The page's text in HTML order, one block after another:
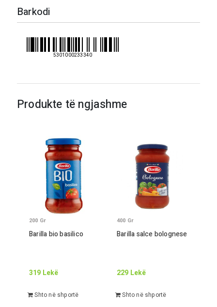
680gr
Barkodi
5301000233340
Produkte të ngjashme
Barilla bio basilico
200 Gr
319 Lekë
Shto në shportë
Barilla salce bolognese
400 Gr
229 Lekë
Shto në shportë